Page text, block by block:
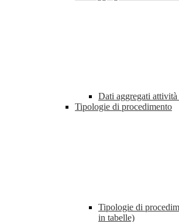
Dati aggregati
Tipologie di procedimento
Tipologie di
in tabelle)